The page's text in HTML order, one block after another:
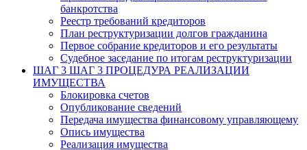
банкротства
Реестр требований кредиторов
План реструктуризации долгов гражданина
Первое собрание кредиторов и его результаты
Судебное заседание по итогам реструктуризации
ШАГ 3 ШАГ 3 ПРОЦЕДУРА РЕАЛИЗАЦИИ
ИМУЩЕСТВА
Блокировка счетов
Опубликование сведений
Передача имущества финансовому управляющему
Опись имущества
Реализация имущества